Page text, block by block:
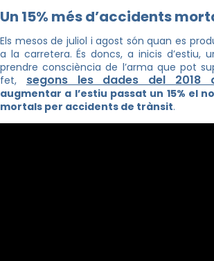
Un 15% més d’accidents
Els mesos de juliol i agost són quan es
a la carretera. És doncs, a inicis d’estiu,
prendre consciència de l’arma que pot
fet, segons les dades del 2018
augmentar a l’estiu passat un 15% el
mortals per accidents de trànsit.